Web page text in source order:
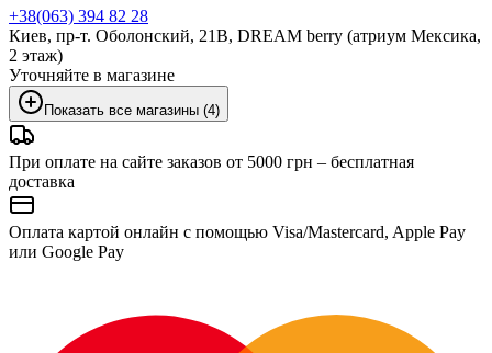
+38(063) 394 82 28
Киев, пр-т. Оболонский, 21В, DREAM berry (атриум Мексика,
2 этаж)
Уточняйте в магазине
Показать все магазины (4)
При оплате на сайте заказов от 5000 грн – бесплатная
доставка
Оплата картой онлайн с помощью Visa/Mastercard, Apple Pay
или Google Pay